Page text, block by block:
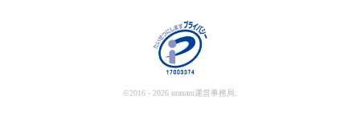
©2016 - 2026 uranaru運営事務局.